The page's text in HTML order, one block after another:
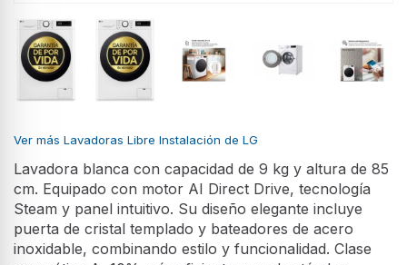
Ver más Lavadoras Libre Instalación de LG
Lavadora blanca con capacidad de 9 kg y altura de 85
cm. Equipado con motor AI Direct Drive, tecnología
Steam y panel intuitivo. Su diseño elegante incluye
puerta de cristal templado y bateadores de acero
inoxidable, combinando estilo y funcionalidad. Clase